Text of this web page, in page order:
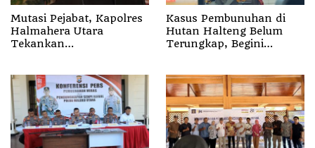
Mutasi Pejabat, Kapolres
Halmahera Utara
Tekankan
Kasus Pembunuhan di
Hutan Halteng Belum
Terungkap, Begini